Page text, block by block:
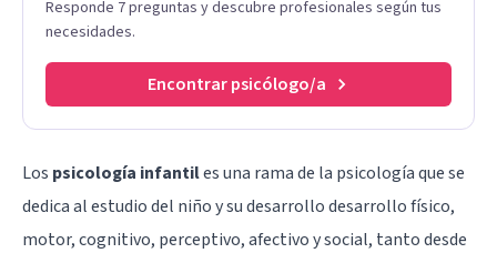
Responde 7 preguntas y descubre profesionales según tus
necesidades.
Encontrar psicólogo/a
Los psicología infantiles una rama de la psicologíaque se
dedica al estudio del niño y su desarrollo desarrollo físico,
motor, cognitivo, perceptivo, afectivo y social, tanto desde